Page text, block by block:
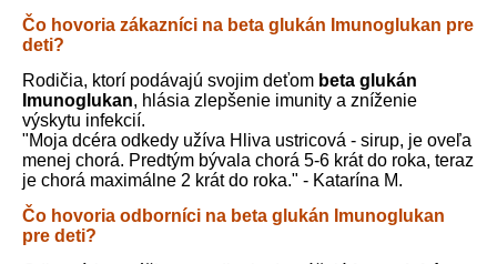
Čo hovoria zákazníci na beta glukán Imunoglukan pre
deti?
Rodičia, ktorí podávajú svojim deťom beta glukán
Imunoglukan, hlásia zlepšenie imunity a zníženie
výskytu infekcií.
"Moja dcéra odkedy užíva Hliva ustricová - sirup, je oveľa
menej chorá. Predtým bývala chorá 5-6 krát do roka, teraz
je chorá maximálne 2 krát do roka." - Katarína M.
Čo hovoria odborníci na beta glukán Imunoglukan
pre deti?